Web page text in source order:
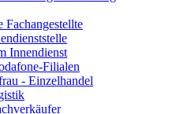
Fachangestellte
Innendienst
Filialen
- Einzelhandel